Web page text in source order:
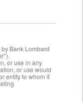
Bank Lombard
or use in any
or use would
entity to whom it